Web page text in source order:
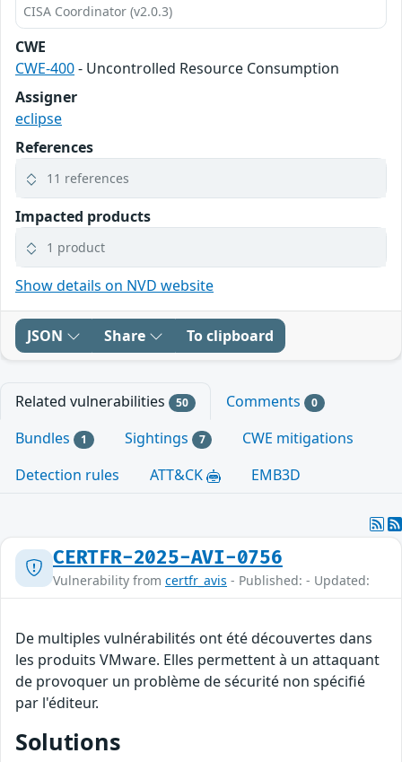
CISA Coordinator (v2.0.3)
CWE
CWE-400- Uncontrolled Resource Consumption
Assigner
eclipse
References
11 references
Impacted products
1 product
Show details on NVD website
JSON Share To clipboard
Related vulnerabilities 50 Comments 0
Bundles 1 Sightings 7
CWE mitigations
Detection rules
ATT&CK EMB3D
CERTFR-2025-AVI-0756
Vulnerability from certfr_avis - Published: - Updated:
De multiples vulnérabilités ont été découvertes dans
les produits VMware. Elles permettent à un attaquant
de provoquer un problème de sécurité non spécifié
par l'éditeur.
Solutions